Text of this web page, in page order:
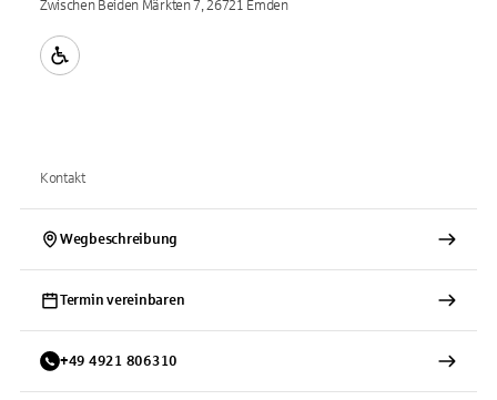
Zwischen Beiden Märkten 7, 26721 Emden
Kontakt
Wegbeschreibung
Termin vereinbaren
+49 4921 806310